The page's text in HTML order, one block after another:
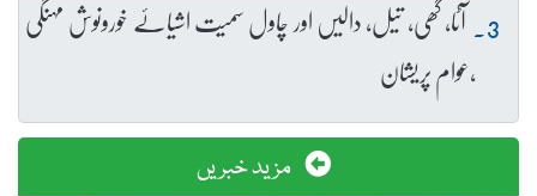
آٹا، گھی، تیل، دالیں اور چاول سمیت اشیائے خورونوش مہنگی
،عوام پریشان
مزید خبریں